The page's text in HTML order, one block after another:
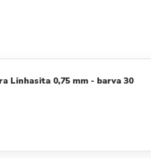
Linhasita 0,75 mm - barva 30